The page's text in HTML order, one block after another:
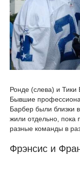
Ронде (слева) и Тики
Бывшие
Барбер были близки
жили отдельно, пока
разные команды в
Фрэнсис и